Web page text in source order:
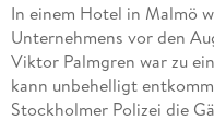
In einem Hotel in Malmö
Unternehmens vor den
Viktor Palmgren war zu
kann unbehelligt
Stockholmer Polizei die